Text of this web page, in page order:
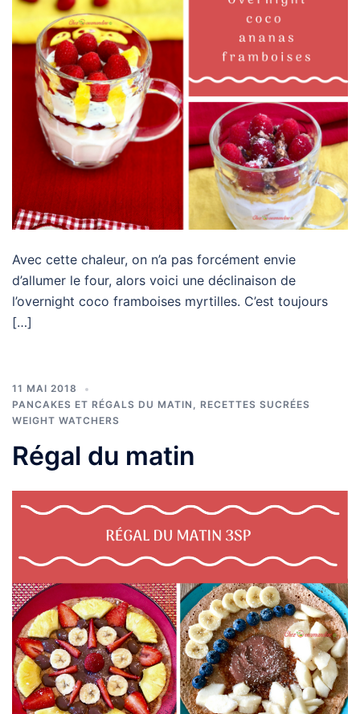
Avec cette chaleur, on n’a pas forcément envie
d’allumer le four, alors voici une déclinaison de
l’overnight coco framboises myrtilles. C’est toujours
[…]
11 MAI 2018
PANCAKES ET RÉGALS DU MATIN , RECETTES SUCRÉES
WEIGHT WATCHERS
Régal du matin